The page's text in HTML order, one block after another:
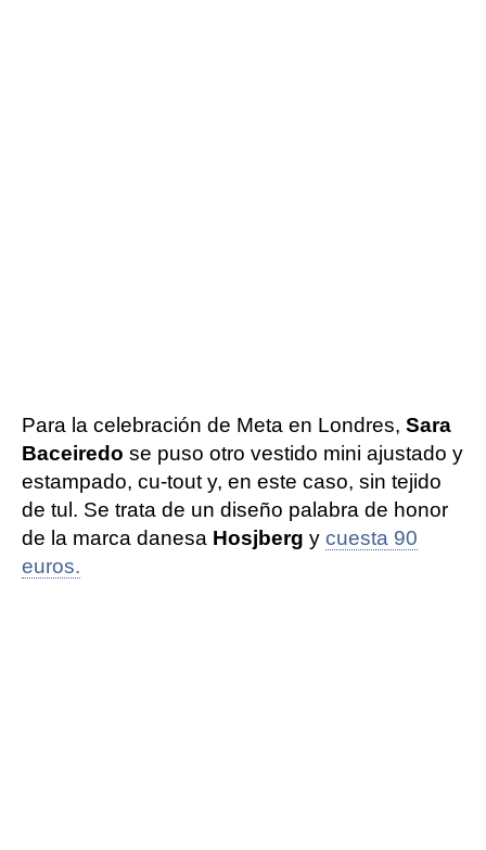
Para la celebración de Meta en Londres, Sara
Baceiredo se puso otro vestido mini ajustado y
estampado, cu-tout y, en este caso, sin tejido
de tul. Se trata de un diseño palabra de honor
de la marca danesa Hosjberg y cuesta 90
euros.